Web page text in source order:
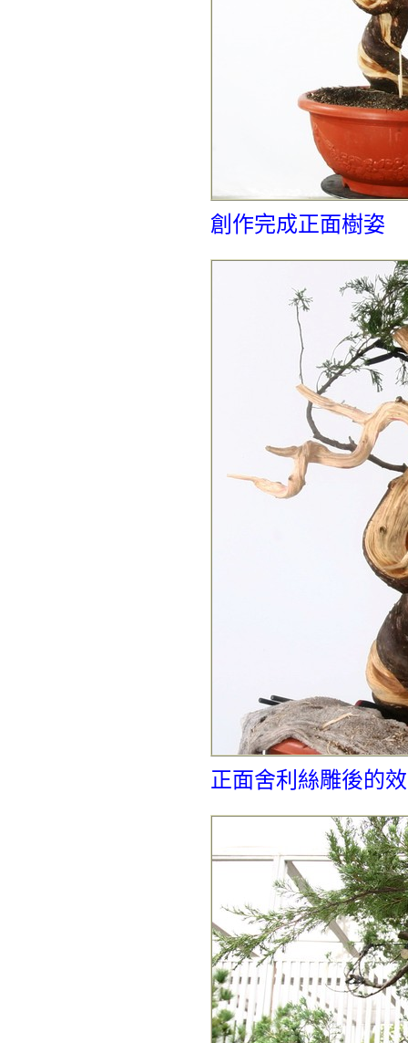
創作完成正面樹姿
正面舍利絲雕後的